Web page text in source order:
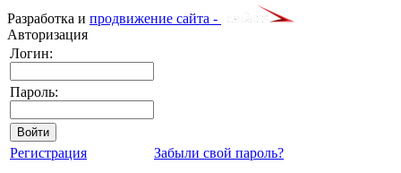
Разработка и продвижение сайта -
Авторизация
Логин:
Пароль:
Регистрация Забыли свой пароль?